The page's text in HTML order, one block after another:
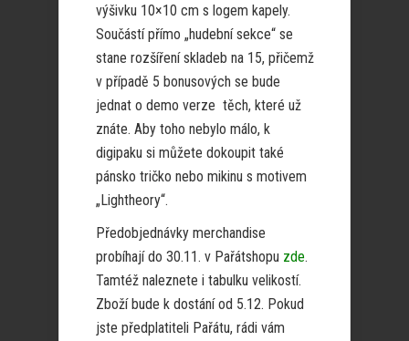
výšivku 10×10 cm s logem kapely.
Součástí přímo „hudební sekce“ se
stane rozšíření skladeb na 15, přičemž
v případě 5 bonusových se bude
jednat o demo verze těch, které už
znáte. Aby toho nebylo málo, k
digipaku si můžete dokoupit také
pánsko tričko nebo mikinu s motivem
„Lightheory“.
Předobjednávky merchandise
probíhají do 30.11. v Pařátshopu zde.
Tamtéž naleznete i tabulku velikostí.
Zboží bude k dostání od 5.12. Pokud
jste předplatiteli Pařátu, rádi vám